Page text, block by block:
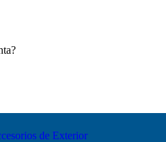
de Exterior